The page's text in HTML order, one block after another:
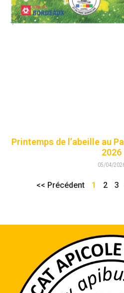
Printemps de l’abeille au
2026
05/04/
<< Précédent 1 2 3